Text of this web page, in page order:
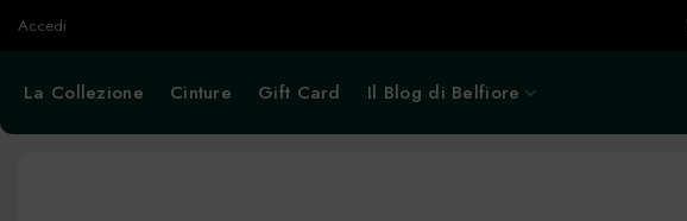
SaltaAccedi
La Collezione Cinture Gift Card Il Blog di Belfiore